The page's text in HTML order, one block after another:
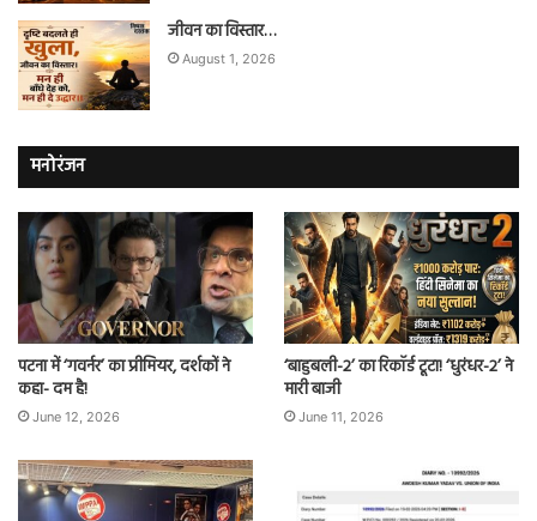
जीवन का विस्तार…
August 1, 2026
मनोरंजन
पटना में ‘गवर्नर’ का प्रीमियर, दर्शकों ने
कहा- दम है!
June 12, 2026
‘बाहुबली-2’ का रिकॉर्ड टूटा! ‘धुरंधर-2’ ने
मारी बाजी
June 11, 2026